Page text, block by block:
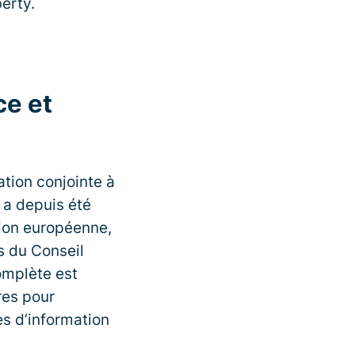
et
conjointe à
depuis été
européenne,
du Conseil
est
pour
d’information